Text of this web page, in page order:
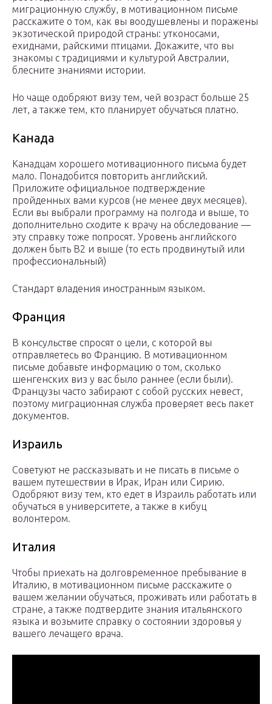
миграционную службу, в мотивационном письме
расскажите о том, как вы воодушевлены и поражены
экзотической природой страны: утконосами,
ехиднами, райскими птицами. Докажите, что вы
знакомы с традициями и культурой Австралии,
блесните знаниями истории.
Но чаще одобряют визу тем, чей возраст больше 25
лет, а также тем, кто планирует обучаться платно.
Канада
Канадцам хорошего мотивационного письма будет
мало. Понадобится повторить английский.
Приложите официальное подтверждение
пройденных вами курсов (не менее двух месяцев).
Если вы выбрали программу на полгода и выше, то
дополнительно сходите к врачу на обследование —
эту справку тоже попросят. Уровень английского
должен быть В2 и выше (то есть продвинутый или
профессиональный)
Стандарт владения иностранным языком.
Франция
В консульстве спросят о цели, с которой вы
отправляетесь во Францию. В мотивационном
письме добавьте информацию о том, сколько
шенгенских виз у вас было раннее (если были).
Французы часто забирают с собой русских невест,
поэтому миграционная служба проверяет весь пакет
документов.
Израиль
Советуют не рассказывать и не писать в письме о
вашем путешествии в Ирак, Иран или Сирию.
Одобряют визу тем, кто едет в Израиль работать или
обучаться в университете, а также в кибуц
волонтером.
Италия
Чтобы приехать на долговременное пребывание в
Италию, в мотивационном письме расскажите о
вашем желании обучаться, проживать или работать в
стране, а также подтвердите знания итальянского
языка и возьмите справку о состоянии здоровья у
вашего лечащего врача.